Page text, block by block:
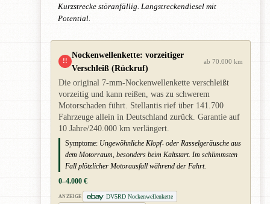
Kurzstrecke störanfällig. Langstreckendiesel mit
Potential.
!!
Nockenwellenkette: vorzeitiger
Verschleiß (Rückruf)
ab 70.000 km
Die original 7-mm-Nockenwellenkette verschleißt
vorzeitig und kann reißen, was zu schwerem
Motorschaden führt. Stellantis rief über 141.700
Fahrzeuge allein in Deutschland zurück. Garantie auf
10 Jahre/240.000 km verlängert.
Symptome: Ungewöhnliche Klopf- oder Rasselgeräusche aus
dem Motorraum, besonders beim Kaltstart. Im schlimmsten
Fall plötzlicher Motorausfall während der Fahrt.
0–4.000 €
ANZEIGE
DV5RD Nockenwellenkette